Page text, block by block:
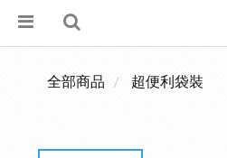
全部商品 超便利袋裝